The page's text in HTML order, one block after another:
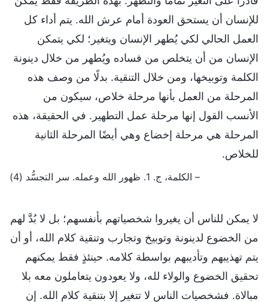
للإنسان أن يستحق العودة أمام عرش الله. يتم أداء كل
العمل الحالي لكي يُطهر الإنسان ويتغير؛ لكي يتمكن
الإنسان من أن يتخلص من فساده ويُطهر من خلال دينونة
الكلمة وتوبيخها، ومن خلال التنقية. بدلًا من وصف هذه
المرحلة من العمل بأنها مرحلة خلاص، سيكون من
الأنسب القول إنها مرحلة عمل التطهير. في الحقيقة، هذه
المرحلة هي مرحلة إخضاع وهي أيضًا المرحلة الثانية
للخلاص.
– الكلمة، ج. 1. ظهور الله وعمله. سر التجسُّد (4)
لا يمكن للناس أن يغيروا شخصياتهم بأنفسهم؛ بل لا بُدَّ لهم
من الخضوع لدينونة وتوبيخ وتجارب وتنقية كلام الله، أو أن
يتم تهذيبهم وتأديبهم بواسطة كلامه. حينئذٍ فقط يمكنهم
تحقيق الخضوع والولاء لله، ولا يعودون يتعاملون معه بلا
مبالاة. فشخصيات الناس لا تتغير إلا بتنقية كلام الله. إن